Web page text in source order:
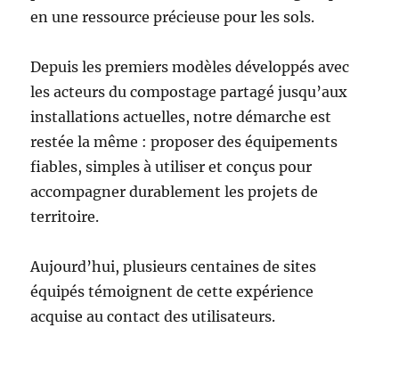
en une ressource précieuse pour les sols.
Depuis les premiers modèles développés avec
les acteurs du compostage partagé jusqu’aux
installations actuelles, notre démarche est
restée la même : proposer des équipements
fiables, simples à utiliser et conçus pour
accompagner durablement les projets de
territoire.
Aujourd’hui, plusieurs centaines de sites
équipés témoignent de cette expérience
acquise au contact des utilisateurs.